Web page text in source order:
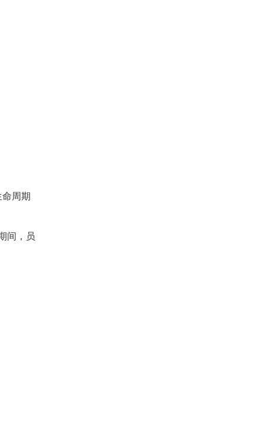
周期
间，员